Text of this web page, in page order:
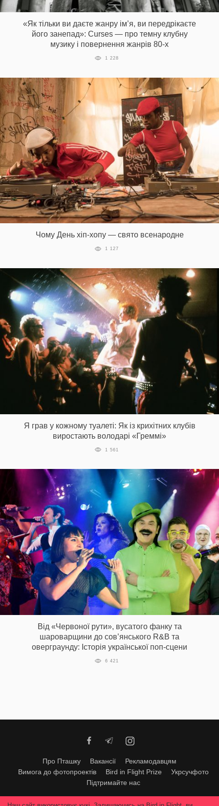
«Як тільки ви даєте жанру ім’я, ви передрікаєте
його занепад»: Curses — про темну клубну
музику і повернення жанрів 80-х
1 228
Чому День хіп-хопу — свято всенародне
1 127
Я грав у кожному туалеті: Як із крихітних клубів
виростають володарі «Греммі»
1 561
Від «Червоної рути», вусатого фанку та
шароварщини до сов’янського R&B та
оверграунду: Історія української поп-сцени
6 421
Про Пташку Вакансії
Рекламодавцям
Вимога до фотопроектів
Bird in Flight Prize
Укрсучфото
Підтримайте нас
Будь-яке використання матеріалів допускається тільки за згодою